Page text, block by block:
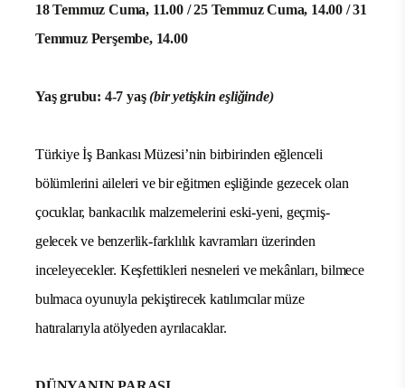
18 Temmuz Cuma, 11.00 /25 Temmuz Cuma, 14.00 /31
Temmuz Perşembe, 14.00
Yaş grubu: 4-7 yaş(bir yetişkin eşliğinde)
Türkiye İş Bankası Müzesi’nin birbirinden eğlenceli
bölümlerini aileleri ve bir eğitmen eşliğinde gezecek olan
çocuklar, bankacılık malzemelerini eski-yeni, geçmiş-
gelecek ve benzerlik-farklılık kavramları üzerinden
inceleyecekler. Keşfettikleri nesneleri ve mekânları, bilmece
bulmaca oyunuyla pekiştirecek katılımcılar müze
hatıralarıyla atölyeden ayrılacaklar.